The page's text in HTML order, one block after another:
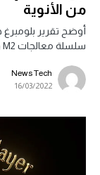
من الأنوية
سلسلة معالجات M2 والذي يأتي بعدد 48 من…
News Tech
16/03/2022